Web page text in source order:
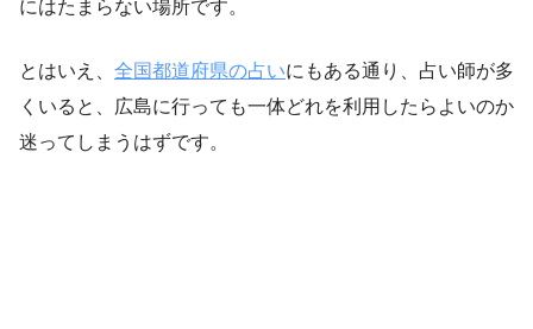
にはたまらない場所です。
とはいえ、 全国都道府県の占いにもある通り、占い師が多
くいると、広島に行っても一体どれを利用したらよいのか
迷ってしまうはずです。